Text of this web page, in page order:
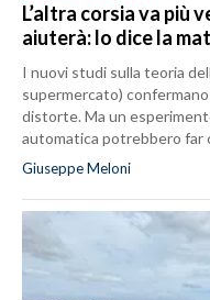
L’altra corsia va più
aiuterà: lo dice la
I nuovi studi sulla teoria
supermercato)
distorte. Ma un
automatica potrebbero far
Giuseppe Meloni